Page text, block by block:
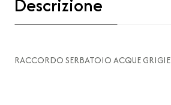
RACCORDO SERBATOIO ACQUE GRIGIE